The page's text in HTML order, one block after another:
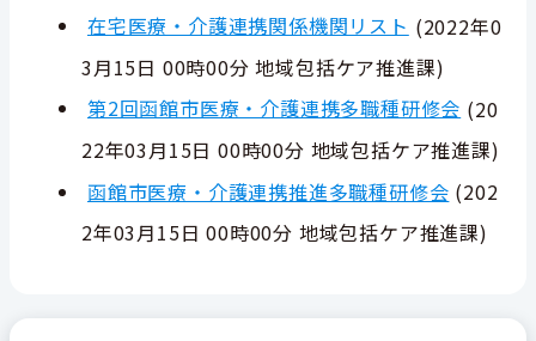
在宅医療・介護連携関係機関リスト (2022年0
3月15日 00時00分 地域包括ケア推進課)
第2回函館市医療・介護連携多職種研修会 (20
22年03月15日 00時00分 地域包括ケア推進課)
函館市医療・介護連携推進多職種研修会 (202
2年03月15日 00時00分 地域包括ケア推進課)